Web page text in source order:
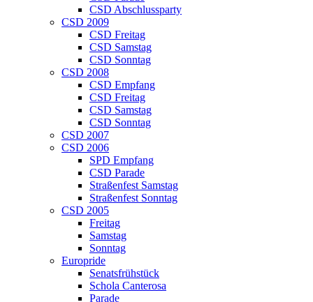
CSD Abschlussparty
CSD 2009
CSD Freitag
CSD Samstag
CSD Sonntag
CSD 2008
CSD Empfang
CSD Freitag
CSD Samstag
CSD Sonntag
CSD 2007
CSD 2006
SPD Empfang
CSD Parade
Straßenfest Samstag
Straßenfest Sonntag
CSD 2005
Freitag
Samstag
Sonntag
Europride
Senatsfrühstück
Schola Canterosa
Parade